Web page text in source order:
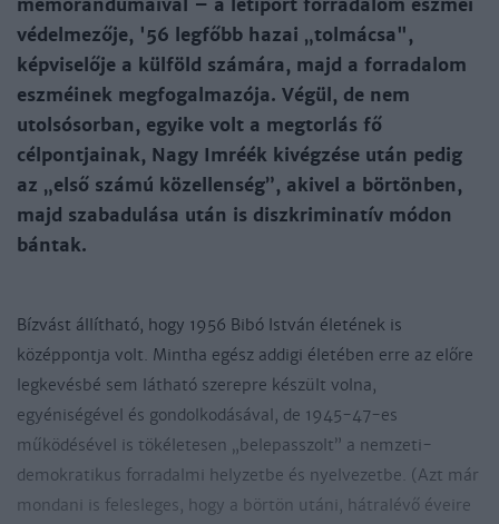
memorandumaival – a letiport forradalom eszmei
védelmezője, '56 legfőbb hazai „tolmácsa",
képviselője a külföld számára, majd a forradalom
eszméinek megfogalmazója. Végül, de nem
utolsósorban, egyike volt a megtorlás fő
célpontjainak, Nagy Imréék kivégzése után pedig
az „első számú közellenség”, akivel a börtönben,
majd szabadulása után is diszkriminatív módon
bántak.
Bízvást állítható, hogy 1956 Bibó István életének is
középpontja volt. Mintha egész addigi életében erre az előre
legkevésbé sem látható szerepre készült volna,
egyéniségével és gondolkodásával, de 1945-47-es
működésével is tökéletesen „belepasszolt” a nemzeti-
demokratikus forradalmi helyzetbe és nyelvezetbe. (Azt már
mondani is felesleges, hogy a börtön utáni, hátralévő éveire